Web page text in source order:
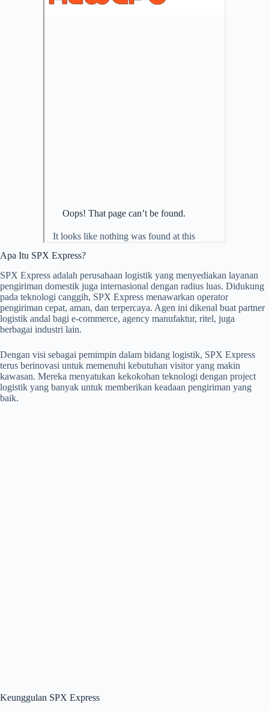
Apa Itu SPX Express?
SPX Express adalah perusahaan logistik yang menyediakan layanan
pengiriman domestik juga internasional dengan radius luas. Didukung
pada teknologi canggih, SPX Express menawarkan operator
pengiriman cepat, aman, dan terpercaya. Agen ini dikenal buat partner
logistik andal bagi e-commerce, agency manufaktur, ritel, juga
berbagai industri lain.
Dengan visi sebagai pemimpin dalam bidang logistik, SPX Express
terus berinovasi untuk memenuhi kebutuhan visitor yang makin
kawasan. Mereka menyatukan kekokohan teknologi dengan project
logistik yang banyak untuk memberikan keadaan pengiriman yang
baik.
Keunggulan SPX Express